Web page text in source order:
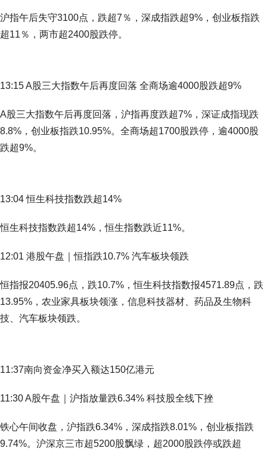
沪指午后失守3100点，跌超7％，深成指跌超9%，创业板指跌
超11％，两市超2400股跌停。
13:15 A股三大指数午后再度回落 全商场逾4000股跌超9%
A股三大指数午后再度回落，沪指再度跌超7%，深证成指现跌
8.8%，创业板指跌10.95%。全商场超1700股跌停，逾4000股
跌超9%。
13:04 恒生科技指数跌超14%
恒生科技指数跌超14%，恒生指数跌近11%。
12:01 港股午盘｜恒指跌10.7% 汽车板块领跌
恒指报20405.96点，跌10.7%，恒生科技指数报4571.89点，跌
13.95%，农业家具板块领涨，信息科技器材、药品及生物科
技、汽车板块领跌。
11:37南向资金净买入额达150亿港元
11:30 A股午盘｜沪指放量跌6.34% 科技股全线下挫
铁心午间收盘，沪指跌6.34%，深成指跌8.01%，创业板指跌
9.74%。沪深京三市超5200股飘绿，超2000股跌停或跌超